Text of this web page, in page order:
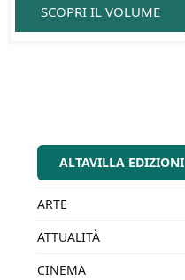
SCOPRI IL VOLUME
ALTAVILLA EDIZIONI
ARTE
ATTUALITÀ
CINEMA